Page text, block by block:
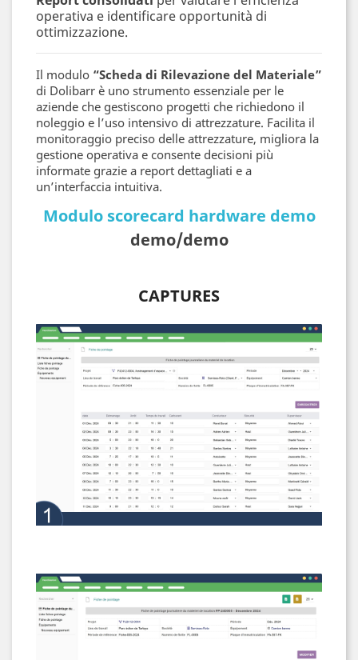
operativa e identificare opportunità di
ottimizzazione.
Il modulo “Scheda di Rilevazione del Materiale”
di Dolibarr è uno strumento essenziale per le
aziende che gestiscono progetti che richiedono il
noleggio e l’uso intensivo di attrezzature. Facilita il
monitoraggio preciso delle attrezzature, migliora la
gestione operativa e consente decisioni più
informate grazie a report dettagliati e a
un’interfaccia intuitiva.
Modulo scorecard hardware demo
demo/demo
CAPTURES